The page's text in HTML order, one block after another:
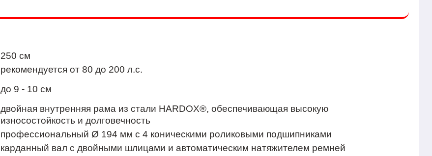
250 см
рекомендуется от 80 до 200 л.с.
до 9 - 10 см
двойная внутренняя рама из стали HARDOX®, обеспечивающая высокую
износостойкость и долговечность
профессиональный Ø 194 мм с 4 коническими роликовыми подшипниками
карданный вал с двойными шлицами и автоматическим натяжителем ремней